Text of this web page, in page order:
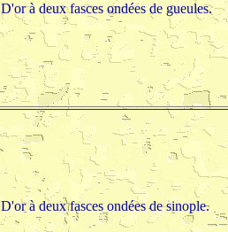
D'or à deux fasces ondées de gueules.
D'or à deux fasces ondées de sinople.